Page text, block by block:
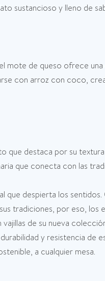
sustancioso y lleno de
mote de queso ofrece
con arroz con coco,
que destaca por su
que conecta con las
despierta los
tradiciones, por eso,
de su nueva
y resistencia
a cualquier mesa.